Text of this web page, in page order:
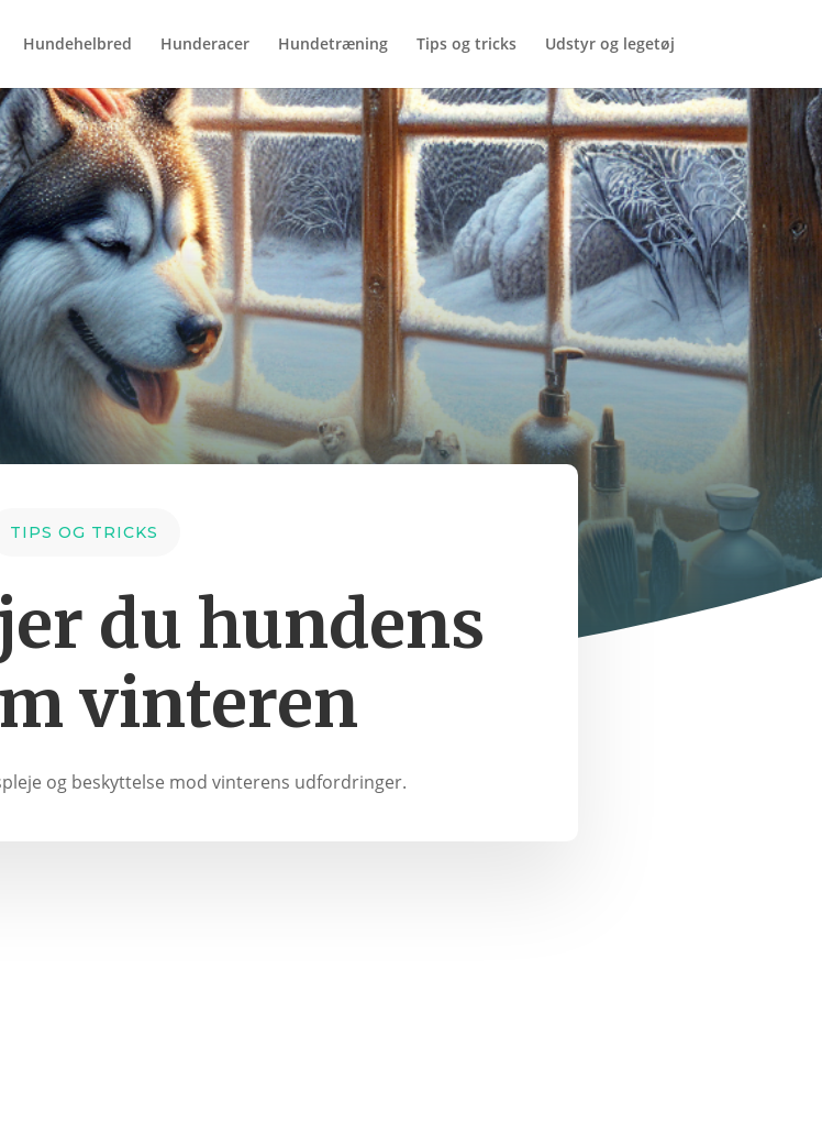
Hundehelbred Hunderacer Hundetræning Tips og tricks Udstyr og legetøj
TIPS OG TRICKS
du hundens
vinteren
og beskyttelse mod vinterens udfordringer.